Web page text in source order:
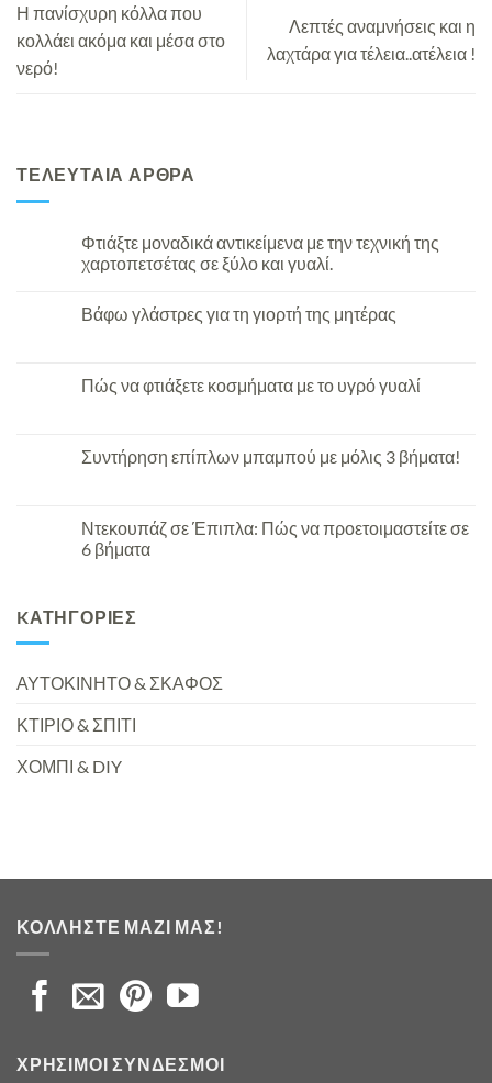
Η πανίσχυρη κόλλα που
κολλάει ακόμα και μέσα στο
νερό!
Λεπτές αναμνήσεις και η
λαχτάρα για τέλεια..ατέλεια !
ΤΕΛΕΥΤΑΙΑ ΑΡΘΡΑ
Φτιάξτε μοναδικά αντικείμενα με την τεχνική της
χαρτοπετσέτας σε ξύλο και γυαλί.
Βάφω γλάστρες για τη γιορτή της μητέρας
Πώς να φτιάξετε κοσμήματα με το υγρό γυαλί
Συντήρηση επίπλων μπαμπού με μόλις 3 βήματα!
Ντεκουπάζ σε Έπιπλα: Πώς να προετοιμαστείτε σε
6 βήματα
KΑΤΗΓΟΡΊΕΣ
ΑΥΤΟΚΙΝΗΤΟ & ΣΚΑΦΟΣ
ΚΤΙΡΙΟ & ΣΠΙΤΙ
ΧΟΜΠΙ & DIY
ΚΟΛΛΉΣΤΕ ΜΑΖΊ ΜΑΣ!
ΧΡΉΣΙΜΟΙ ΣΎΝΔΕΣΜΟΙ